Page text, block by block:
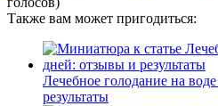
Также вам может пригодиться:
Лечебное голодание на
результаты